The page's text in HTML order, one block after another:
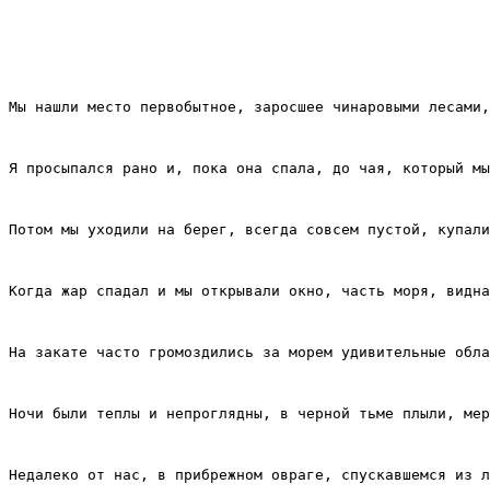
Мы нашли место первобытное, заросшее чинаровыми
Я просыпался рано и, пока она спала, до чая, который мы
Потом мы уходили на берег, всегда совсем пустой,
Когда жар спадал и мы открывали окно, часть моря,
На закате часто громоздились за морем удивительные
Ночи были теплы и непроглядны, в черной тьме плыли,
Недалеко от нас, в прибрежном овраге, спускавшемся из